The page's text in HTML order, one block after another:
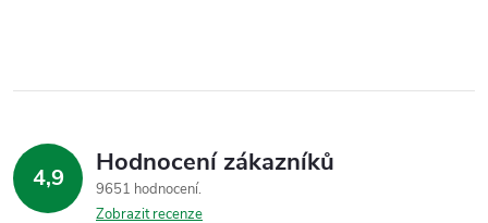
4,9 Hodnocení zákazníků
9651 hodnocení
Zobrazit recenze